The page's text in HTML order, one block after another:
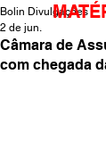
Câmara de
com chegada
Bolin Divulgações
2 de jun.